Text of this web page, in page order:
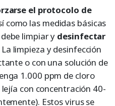
el protocolo de
como las medidas básicas
limpiar y desinfectar
La limpieza y desinfección
o con una solución de
1.000 ppm de cloro
con concentración 40-
Estos virus se